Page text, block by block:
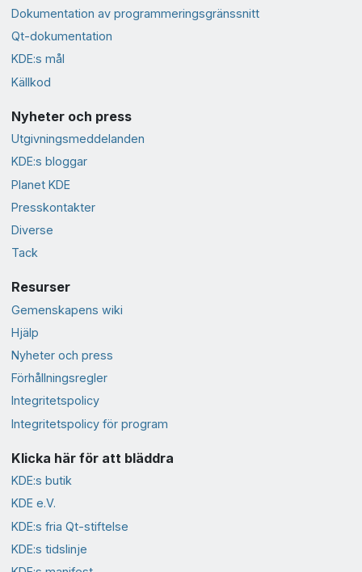
Dokumentation av programmeringsgränssnitt
Qt-dokumentation
KDE:s mål
Källkod
Nyheter och press
Utgivningsmeddelanden
KDE:s bloggar
Planet KDE
Presskontakter
Diverse
Tack
Resurser
Gemenskapens wiki
Hjälp
Nyheter och press
Förhållningsregler
Integritetspolicy
Integritetspolicy för program
Klicka här för att bläddra
KDE:s butik
KDE e.V.
KDE:s fria Qt-stiftelse
KDE:s tidslinje